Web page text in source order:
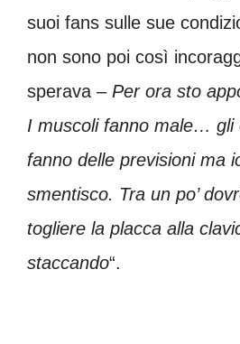
suoi fans sulle sue
non sono poi così
sperava – Per ora sto
I muscoli fanno male… gli
fanno delle previsioni ma
smentisco. Tra un po’
togliere la placca alla
staccando“.